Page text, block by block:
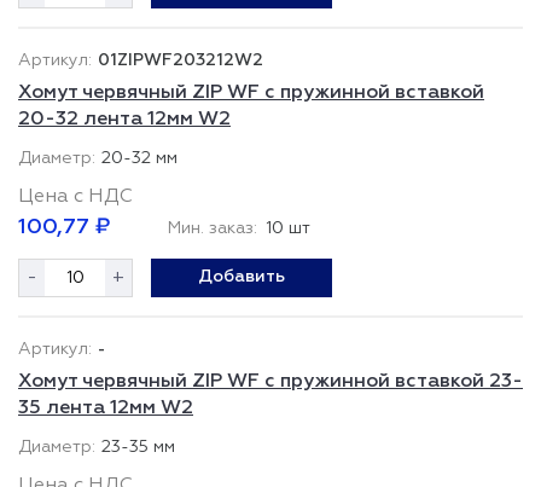
01ZIPWF203212W2
Хомут червячный ZIP WF с пружинной вставкой
20-32 лента 12мм W2
20-32 мм
Цена с НДС
100,77 ₽ Мин. заказ: 10 шт
- + Добавить
-
Хомут червячный ZIP WF с пружинной вставкой 23-
35 лента 12мм W2
23-35 мм